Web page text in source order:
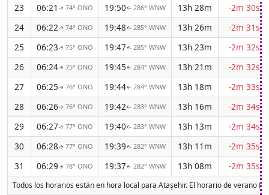
23
06:21 ↑ 74° ONO 19:50↑ 286° WNW 13h 28m
-2m 30s
24
06:22↑ 74° ONO 19:48↑ 285° WNW 13h 26m
-2m 31s
25
06:23↑ 75° ONO 19:47↑ 285° WNW 13h 23m
-2m 32s
26
06:24↑ 75° ONO 19:45↑ 284° WNW 13h 21m
-2m 32s
27
06:25↑ 76° ONO 19:44↑ 284° WNW 13h 18m
-2m 33s
28
06:26↑ 76° ONO 19:42↑ 283° WNW 13h 16m
-2m 34s
29
06:27↑ 77° ONO 19:40↑ 283° WNW 13h 13m
-2m 34s
30
06:28↑ 77° ONO 19:39↑ 282° WNW 13h 11m
-2m 35s
31
06:29↑ 78° ONO 19:37↑ 282° WNW 13h 08m -2m 35s
Todos los horarios están en hora local para Ataşehir. El horario de verano